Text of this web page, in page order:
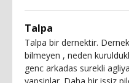
Talpa
Talpa bir dernektir.
bilmeyen , neden
genc arkadas surekli